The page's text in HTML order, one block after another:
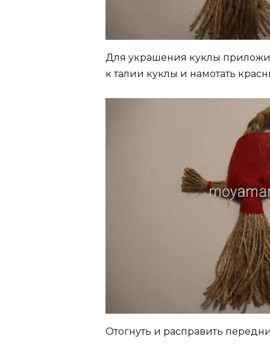
Для украшения куклы
к талии куклы и намотать
Отогнуть и расправить